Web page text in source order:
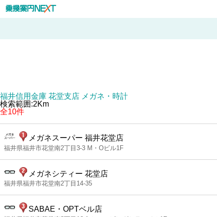
福井信用金庫 花堂支店 メガネ・時計
検索範囲:2Km
全10件
メガネスーパー 福井花堂店
福井県福井市花堂南2丁目3-3 M・Oビル1F
メガネシティー 花堂店
福井県福井市花堂南2丁目14-35
SABAE・OPTベル店